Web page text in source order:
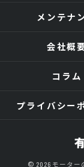
メンテナ
会社概
コラム
プライバシー
© 2026 モーター